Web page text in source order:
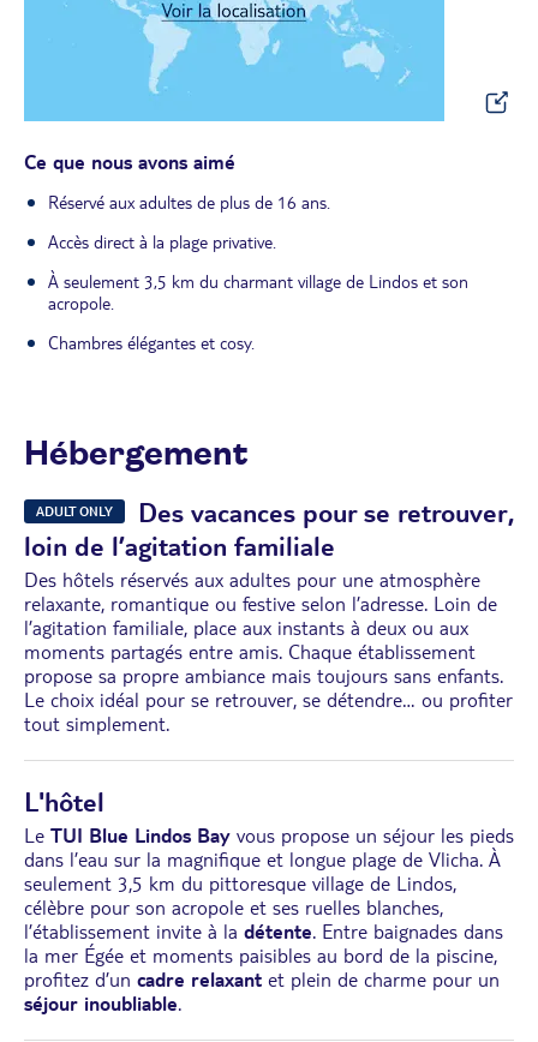
Ce que nous avons aimé
Réservé aux adultes de plus de 16 ans.
Accès direct à la plage privative.
À seulement 3,5 km du charmant village de Lindos et son
acropole.
Chambres élégantes et cosy.
Hébergement
ADULT ONLY
Des vacances pour se retrouver,
loin de l’agitation familiale
Des hôtels réservés aux adultes pour une atmosphère
relaxante, romantique ou festive selon l’adresse. Loin de
l’agitation familiale, place aux instants à deux ou aux
moments partagés entre amis. Chaque établissement
propose sa propre ambiance mais toujours sans enfants.
Le choix idéal pour se retrouver, se détendre… ou profiter
tout simplement.
L'hôtel
Le TUI Blue Lindos Bay vous propose un séjour les pieds
dans l’eau sur la magnifique et longue plage de Vlicha. À
seulement 3,5 km du pittoresque village de Lindos,
célèbre pour son acropole et ses ruelles blanches,
l’établissement invite à la détente. Entre baignades dans
la mer Égée et moments paisibles au bord de la piscine,
profitez d’un cadre relaxant et plein de charme pour un
séjour inoubliable.